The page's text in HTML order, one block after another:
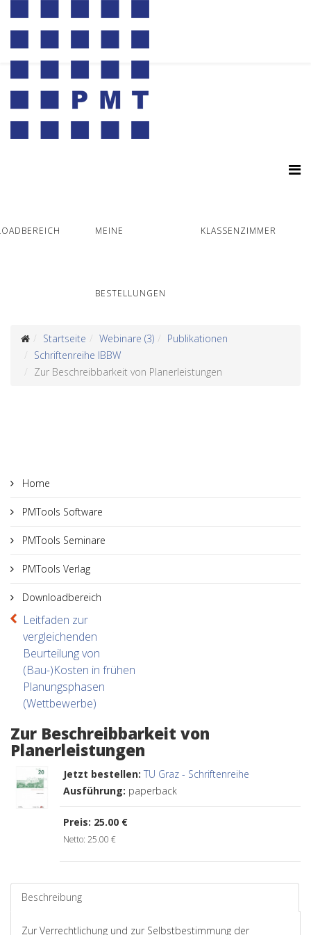
MEINE
BESTELLUNGEN
KLASSENZIMMER
Startseite Webinare (3)
Publikationen
Schriftenreihe IBBW
Zur Beschreibbarkeit von Planerleistungen
Home
PMTools Software
PMTools Seminare
PMTools Verlag
Downloadbereich
Leitfaden zur
vergleichenden
Beurteilung von
(Bau-)Kosten in frühen
Planungsphasen
(Wettbewerbe)
Zur Beschreibbarkeit von
Planerleistungen
Jetzt bestellen:TU Graz - Schriftenreihe
Ausführung: paperback
Preis: 25.00 €
Netto: 25.00 €
Beschreibung
Zur Verrechtlichung und zur Selbstbestimmung der